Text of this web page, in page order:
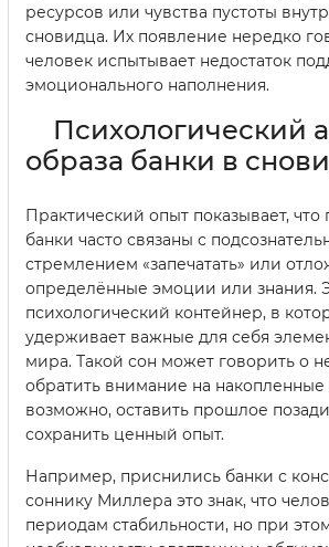
ресурсов или чувства пустоты
сновидца. Их появление нередко
человек испытывает недостаток
эмоционального наполнения.
Психологический
образа банки в
Практический опыт показывает,
банки часто связаны с
стремлением «запечатать» или
определённые эмоции или знания.
психологический контейнер, в
удерживает важные для себя
мира. Такой сон может говорить о
обратить внимание на накопленные
возможно, оставить прошлое
сохранить ценный опыт.
Например, приснились банки с
соннику Миллера это знак, что
периодам стабильности, но при